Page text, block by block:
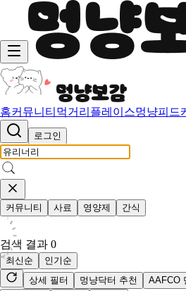
홈커뮤니티 먹거리 플레이스멍냥피드
로그인
커뮤니티 사료 영양제 간식
검색 결과 0
최신순
인기순
상세 필터
멍냥닥터 추천 AAFCO